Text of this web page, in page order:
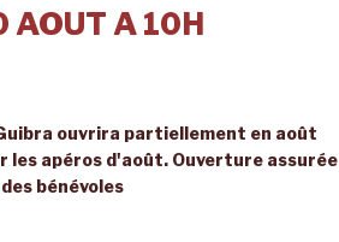
AOUT A 10H
ouvrira partiellement en août
les apéros d'août. Ouverture assurée
bénévoles